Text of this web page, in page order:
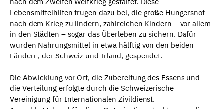
Lebensmittelhilfen trugen dazu bei, die große Hungersnot
nach dem Krieg zu lindern, zahlreichen Kindern – vor allem
in den Städten – sogar das Überleben zu sichern. Dafür
wurden Nahrungsmittel in etwa hälftig von den beiden
Ländern, der Schweiz und Irland, gespendet.
Die Abwicklung vor Ort, die Zubereitung des Essens und
die Verteilung erfolgte durch die Schweizerische
Vereinigung für Internationalen Zivildienst.